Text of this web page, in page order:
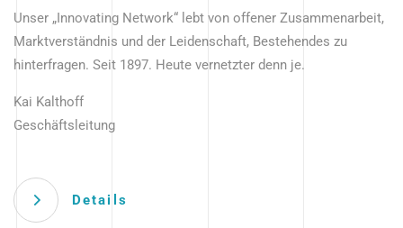
Unser „Innovating Network“ lebt von offener Zusammenarbeit,
Marktverständnis und der Leidenschaft, Bestehendes zu
hinterfragen. Seit 1897. Heute vernetzter denn je.
Kai Kalthoff
Geschäftsleitung
Details